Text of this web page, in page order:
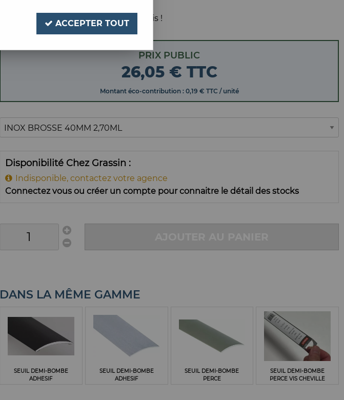
Soyez le premier à donner votre avis !
PRIX PUBLIC
26,05 € TTC
Montant éco-contribution : 0,19 € TTC / unité
Disponibilité Chez Grassin
Indisponible, contactez votre agence
Connectez vous ou créer un compte pour connaitre le détail des stocks
DANS LA MÊME GAMME
SEUIL DEMI-BOMBE
ADHESIF
SEUIL DEMI-BOMBE
ADHESIF
SEUIL DEMI-BOMBE
PERCE
SEUIL DEMI-BOMBE
PERCE VIS CHEVILLE
ACCEPTER TOUT